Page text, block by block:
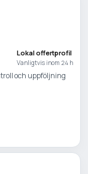
Lokal offertprofil
Vanligtvis inom 24 h
och uppföljning